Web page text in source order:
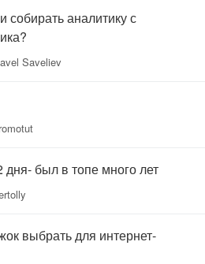
аналитику с
Saveliev
дня- был в топе много лет
выбрать для интернет-